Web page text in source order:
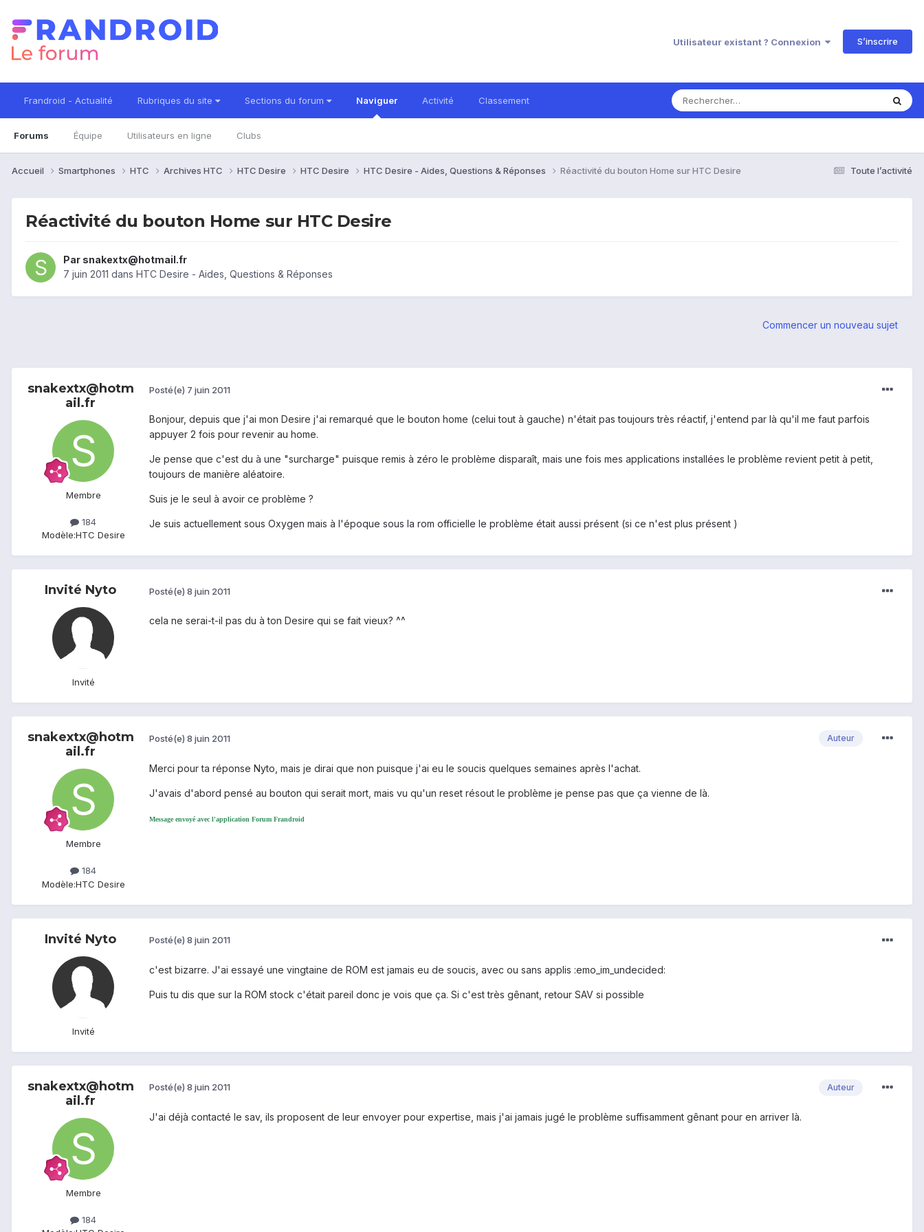
Utilisateur existant ? Connexion S’inscrire
Frandroid - Actualité Rubriques du site Sections du forum Naviguer
Forums Équipe Utilisateurs en ligne Clubs
Activité Classement
Toute l’activité
Accueil Smartphones HTC Archives HTC HTC Desire HTC Desire HTC Desire - Aides, Questions & Réponses Réactivité du bouton Home sur HTC Desire
Réactivité du bouton Home sur HTC Desire
Par snakextx@hotmail.fr
7 juin 2011 dans HTC Desire - Aides, Questions & Réponses
Commencer un nouveau sujet
snakextx@hotm
ail.fr
Membre
184
Modèle:HTC Desire
Posté(e) 7 juin 2011
Bonjour, depuis que j'ai mon Desire j'ai remarqué que le bouton home (celui tout à gauche) n'était pas toujours très réactif, j'entend par là qu'il me faut parfois
appuyer 2 fois pour revenir au home.
Je pense que c'est du à une "surcharge" puisque remis à zéro le problème disparaît, mais une fois mes applications installées le problème revient petit à petit,
toujours de manière aléatoire.
Suis je le seul à avoir ce problème ?
Je suis actuellement sous Oxygen mais à l'époque sous la rom officielle le problème était aussi présent (si ce n'est plus présent )
Invité Nyto
Invité
Posté(e) 8 juin 2011
cela ne serai-t-il pas du à ton Desire qui se fait vieux? ^^
snakextx@hotm
ail.fr
Membre
184
Modèle:HTC Desire
Auteur
Posté(e) 8 juin 2011
Merci pour ta réponse Nyto, mais je dirai que non puisque j'ai eu le soucis quelques semaines après l'achat.
J'avais d'abord pensé au bouton qui serait mort, mais vu qu'un reset résout le problème je pense pas que ça vienne de là.
Message envoyé avec l'application Forum Frandroid
Invité Nyto
Invité
Posté(e) 8 juin 2011
c'est bizarre. J'ai essayé une vingtaine de ROM est jamais eu de soucis, avec ou sans applis :emo_im_undecided:
Puis tu dis que sur la ROM stock c'était pareil donc je vois que ça. Si c'est très gênant, retour SAV si possible
snakextx@hotm
ail.fr
Membre
184
Auteur
Posté(e) 8 juin 2011
J'ai déjà contacté le sav, ils proposent de leur envoyer pour expertise, mais j'ai jamais jugé le problème suffisamment gênant pour en arriver là.